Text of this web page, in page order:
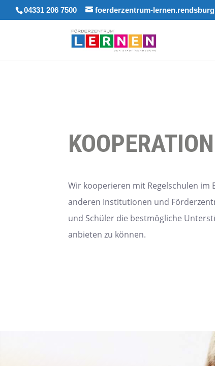
04331 206 7500 foerderzentrum-
Wir kooperieren mit Regelschulen im
anderen Institutionen und
und Schüler die bestmögliche
anbieten zu können.